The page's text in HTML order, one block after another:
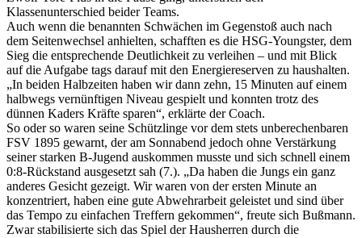
Klassenunterschied beider Teams.
Auch wenn die benannten Schwächen im Gegenstoß auch nach
dem Seitenwechsel anhielten, schafften es die HSG-Youngster, dem
Sieg die entsprechende Deutlichkeit zu verleihen – und mit Blick
auf die Aufgabe tags darauf mit den Energiereserven zu haushalten.
„In beiden Halbzeiten haben wir dann zehn, 15 Minuten auf einem
halbwegs vernünftigen Niveau gespielt und konnten trotz des
dünnen Kaders Kräfte sparen“, erklärte der Coach.
So oder so waren seine Schützlinge vor dem stets unberechenbaren
FSV 1895 gewarnt, der am Sonnabend jedoch ohne Verstärkung
seiner starken B-Jugend auskommen musste und sich schnell einem
0:8-Rückstand ausgesetzt sah (7.). „Da haben die Jungs ein ganz
anderes Gesicht gezeigt. Wir waren von der ersten Minute an
konzentriert, haben eine gute Abwehrarbeit geleistet und sind über
das Tempo zu einfachen Treffern gekommen“, freute sich Bußmann.
Zwar stabilisierte sich das Spiel der Hausherren durch die